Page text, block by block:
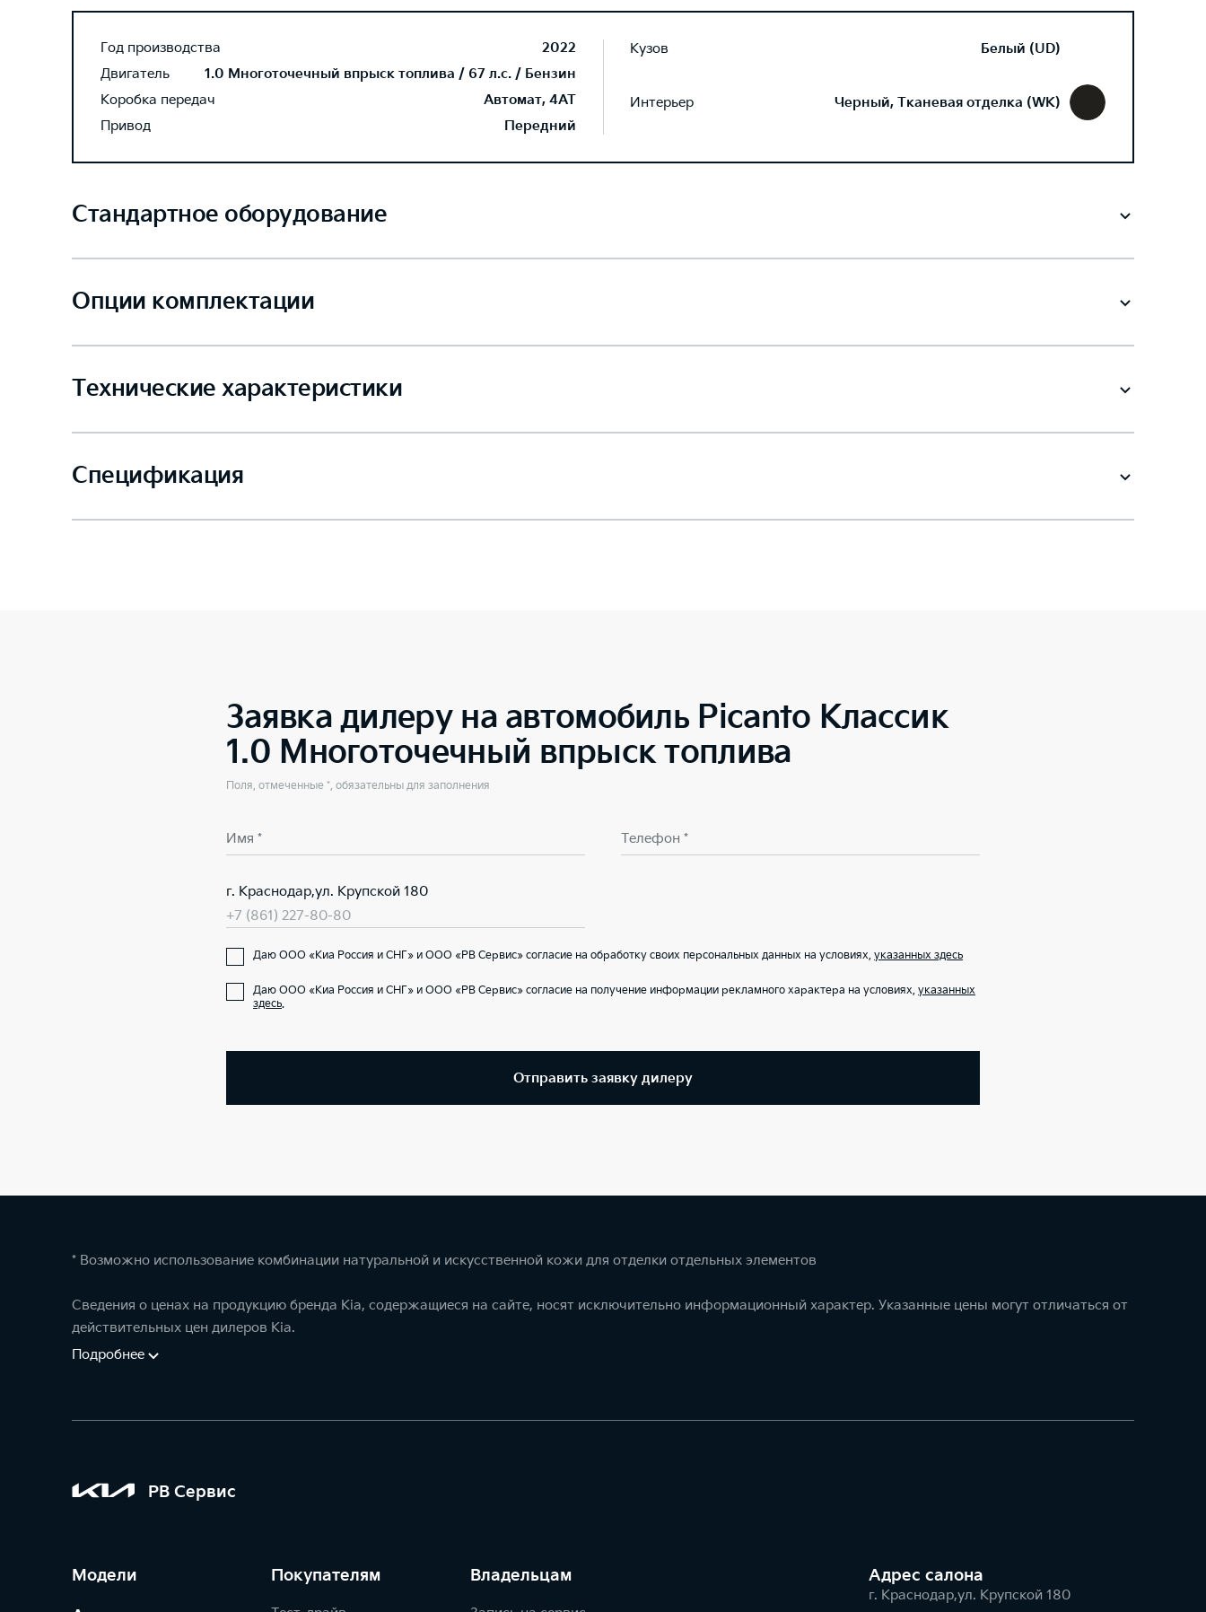
Год производства
2022
Двигатель
1.0 Многоточечный впрыск топлива / 67 л.с. / Бензин
Коробка передач
Автомат, 4AT
Привод
Передний
Кузов Белый (UD)
Интерьер Черный, Тканевая отделка (WK)
Стандартное оборудование
Опции комплектации
Технические характеристики
Спецификация
Заявка дилеру на автомобиль Picanto Классик
1.0 Многоточечный впрыск топлива
Поля, отмеченные *, обязательны для заполнения
Имя * Телефон *
г. Краснодар,ул. Крупской 180
+7 (861) 227-80-80
Даю ООО «Киа Россия и СНГ» и ООО «РВ Сервис» согласие на обработку своих персональных данных на условиях, указанных здесь
Даю ООО «Киа Россия и СНГ» и ООО «РВ Сервис» согласие на получение информации рекламного характера на условиях, указанных
здесь.
Отправить заявку дилеру
* Возможно использование комбинации натуральной и искусственной кожи для отделки отдельных элементов
Сведения о ценах на продукцию бренда Kia, содержащиеся на сайте, носят исключительно информационный характер. Указанные цены могут отличаться от
действительных цен дилеров Kia.
Подробнее
РВ Сервис
Модели Покупателям Владельцам Адрес салонa
г. Краснодар,ул. Крупской 180